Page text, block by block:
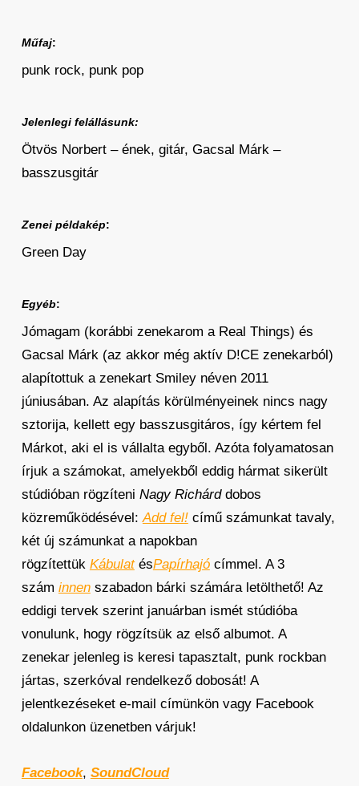
Műfaj:
punk rock, punk pop
Jelenlegi felállásunk:
Ötvös Norbert – ének, gitár, Gacsal Márk –
basszusgitár
Zenei példakép:
Green Day
Egyéb:
Jómagam (korábbi zenekarom a Real Things) és
Gacsal Márk (az akkor még aktív D!CE zenekarból)
alapítottuk a zenekart Smiley néven 2011
júniusában. Az alapítás körülményeinek nincs nagy
sztorija, kellett egy basszusgitáros, így kértem fel
Márkot, aki el is vállalta egyből. Azóta folyamatosan
írjuk a számokat, amelyekből eddig hármat sikerült
stúdióban rögzíteni Nagy Richárddobos
közreműködésével:Add fel!című számunkat tavaly,
két új számunkat a napokban
rögzítettük KábulatésPapírhajócímmel. A 3
szám innenszabadon bárki számára letölthető! Az
eddigi tervek szerint januárban ismét stúdióba
vonulunk, hogy rögzítsük az első albumot. A
zenekar jelenleg is keresi tapasztalt, punk rockban
jártas, szerkóval rendelkező dobosát! A
jelentkezéseket e-mail címünkön vagy Facebook
oldalunkon üzenetben várjuk!
Facebook, SoundCloud